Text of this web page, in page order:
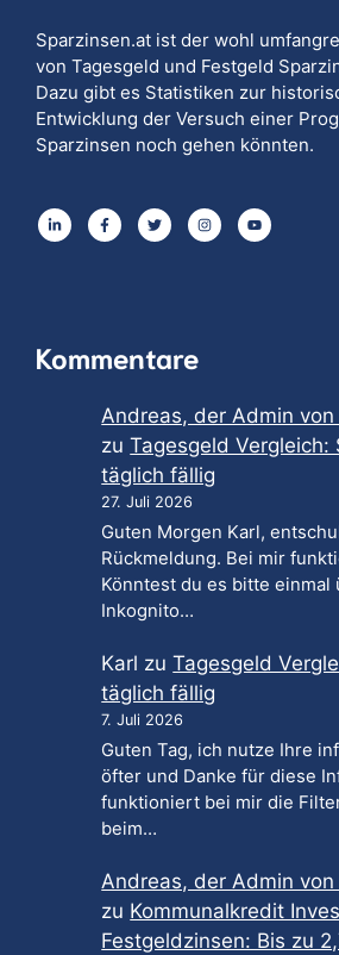
Sparzinsen.at ist der wohl
von Tagesgeld und Festgeld
Dazu gibt es Statistiken zur
Entwicklung der Versuch einer
Sparzinsen noch gehen könnten.
Kommentare
Andreas, der Admin
zuTagesgeld Vergleich:
täglich fällig
27. Juli 2026
Guten Morgen Karl,
Rückmeldung. Bei mir
Könntest du es bitte einmal
Inkognito…
Karl zuTagesgeld
täglich fällig
7. Juli 2026
Guten Tag, ich nutze Ihre
öfter und Danke für diese
funktioniert bei mir die
beim…
Andreas, der Admin
zu Kommunalkredit
Festgeldzinsen: Bis zu